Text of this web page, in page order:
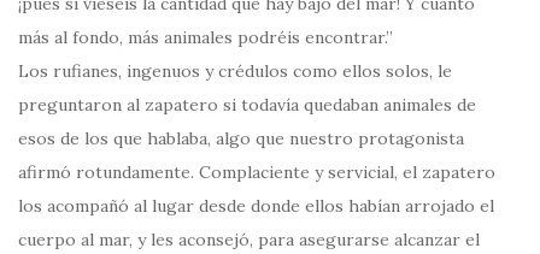
más al fondo, más animales podréis encontrar.”
Los rufianes, ingenuos y crédulos como ellos solos, le
preguntaron al zapatero si todavía quedaban animales de
esos de los que hablaba, algo que nuestro protagonista
afirmó rotundamente. Complaciente y servicial, el zapatero
los acompañó al lugar desde donde ellos habían arrojado el
cuerpo al mar, y les aconsejó, para asegurarse alcanzar el